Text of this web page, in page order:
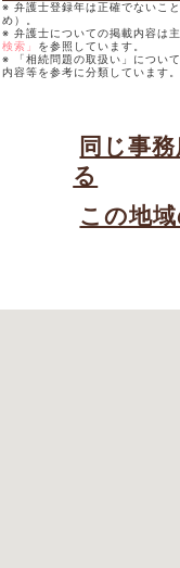
※ 弁護士登録年は正確でないこ
め）。
※ 弁護士についての掲載内容は
検索」 を参照しています。
※ 「相続問題の取扱い」につい
内容等を参考に分類しています。
同じ事
る
この地